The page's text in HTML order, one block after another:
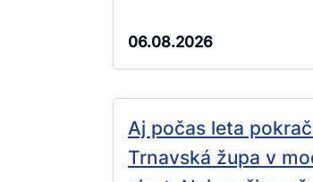
06.08.2026
Aj počas leta
Trnavská župa v